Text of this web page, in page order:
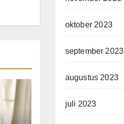
oktober 2023
september 2023
augustus 2023
juli 2023